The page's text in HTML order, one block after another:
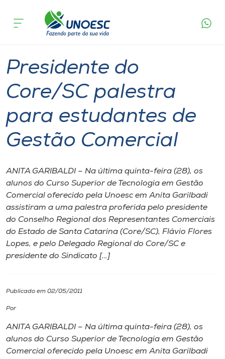
Cursos
Pesquisa
Atendimento ao Estudante
Portal de Ensino
A
Internacionalização
I.nova
Cultura
CPA
acontece
Presidente do
Core/SC palestra
para estudantes de
Gestão Comercial
ANITA GARIBALDI – Na última quinta-feira (28), os
alunos do Curso Superior de Tecnologia em Gestão
Comercial oferecido pela Unoesc em Anita Garilbadi
assistiram a uma palestra proferida pelo presidente
do Conselho Regional dos Representantes Comerciais
do Estado de Santa Catarina (Core/SC), Flávio Flores
Lopes, e pelo Delegado Regional do Core/SC e
presidente do Sindicato […]
Publicado em 02/05/2011
Por
ANITA GARIBALDI – Na última quinta-feira (28), os
alunos do Curso Superior de Tecnologia em Gestão
Comercial oferecido pela Unoesc em Anita Garilbadi